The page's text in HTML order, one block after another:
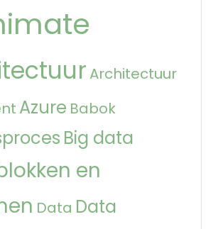
Architectuur
Azure Babok
Big data
en
Data Data